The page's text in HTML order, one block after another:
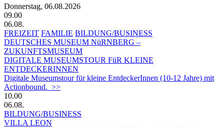
Donnerstag, 06.08.2026
09.00
06.08.
FREIZEIT FAMILIE BILDUNG/BUSINESS
DEUTSCHES MUSEUM NüRNBERG –
ZUKUNFTSMUSEUM
DIGITALE MUSEUMSTOUR FüR KLEINE
ENTDECKERINNEN
Digitale Museumstour für kleine EntdeckerInnen (10-12 Jahre) mit
Actionbound. >>
10.00
06.08.
BILDUNG/BUSINESS
VILLA LEON